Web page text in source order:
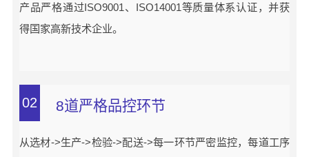
产品严格通过ISO9001、ISO14001等质量体系认证，并获
得国家高新技术企业。
02 8道严格品控环节
从选材->生产->检验->配送->每一环节严密监控，每道工序